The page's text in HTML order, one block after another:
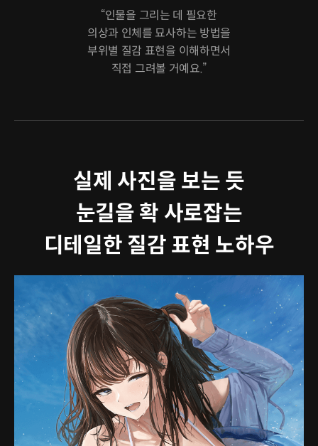
“인물을 그리는 데 필요한
의상과 인체를 묘사하는 방법을
부위별 질감 표현을 이해하면서
직접 그려볼 거예요.”
실제 사진을 보는 듯
눈길을 확 사로잡는
디테일한 질감 표현 노하우